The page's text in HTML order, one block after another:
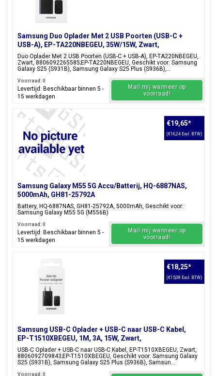
Samsung Duo Oplader Met 2 USB Poorten (USB-C +
USB-A), EP-TA220NBEGEU, 35W/15W, Zwart,
Blisterverpakking, 8806092265585;EP-TA220NBEGEU
Duo Oplader Met 2 USB Poorten (USB-C + USB-A), EP-TA220NBEGEU,
Zwart, 8806092265585;EP-TA220NBEGEU, Geschikt voor: Samsung
Galaxy S25 (S931B), Samsung Galaxy S25 Plus (S936B),...
Voorraad: 0
Levertijd: Beschikbaar binnen 5 -
15 werkdagen
Mail mij wanneer op
voorraad!
Samsung Galaxy M55 5G Accu/Batterij, HQ-6887NAS,
5000mAh, GH81-25792A
Battery, HQ-6887NAS, GH81-25792A, 5000mAh, Geschikt voor:
Samsung Galaxy M55 5G (M556B)
€19,65*
(€16,24 Excl. BTW)
Voorraad: 0
Levertijd: Beschikbaar binnen 5 -
15 werkdagen
Mail mij wanneer op
voorraad!
Samsung USB-C Oplader + USB-C naar USB-C Kabel,
EP-T1510XBEGEU, 1M, 3A, 15W, Zwart,
Blisterverpakking, 8806092709843;EP-T1510XBEGEU
USB-C Oplader + USB-C naar USB-C Kabel, EP-T1510XBEGEU, Zwart,
8806092709843;EP-T1510XBEGEU, Geschikt voor: Samsung Galaxy
S25 (S931B), Samsung Galaxy S25 Plus (S936B), Samsun...
€18,25*
(€15,08 Excl. BTW)
Voorraad: 0